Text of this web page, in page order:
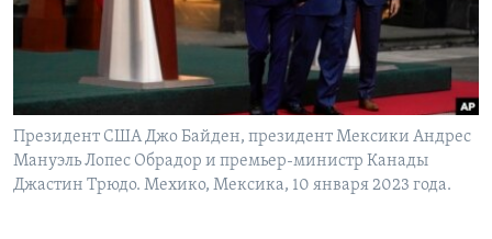
Learning English
СОЦИАЛЬНЫЕ СЕТИ
Президент США Джо Байден, президент Мексики Андрес
Мануэль Лопес Обрадор и премьер-министр Канады
Джастин Трюдо. Мехико, Мексика, 10 января 2023 года.